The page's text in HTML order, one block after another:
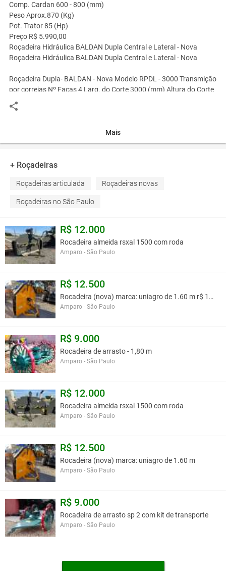
Comp. Cardan 600 - 800 (mm)
Peso Aprox.870 (Kg)
Pot. Trator 85 (Hp)
Preço R$ 5.990,00
Roçadeira Hidráulica BALDAN Dupla Central e Lateral - Nova
Roçadeira Hidráulica BALDAN Dupla Central e Lateral - Nova
Roçadeira Dupla- BALDAN - Nova Modelo RPDL - 3000 Transmição
por correias Nº Facas 4 Larg. do Corte 3000 (mm) Altura do Corte
50-200 (mm) Comp. Cardan 600 - 800 (mm) Peso Aprox.870
(Kg) Pot. Trator 85 (Hp)
Mais
+ Roçadeiras
Roçadeiras articulada Roçadeiras novas
Roçadeiras no São Paulo
R$ 12.000
Rocadeira almeida rsxal 1500 com roda
Amparo - São Paulo
R$ 12.500
Rocadeira (nova) marca: uniagro de 1.60 m r$ 12.50
Amparo - São Paulo
R$ 9.000
Rocadeira de arrasto - 1,80 m
Amparo - São Paulo
R$ 12.000
Rocadeira almeida rsxal 1500 com roda
Amparo - São Paulo
R$ 12.500
Rocadeira (nova) marca: uniagro de 1.60 m
Amparo - São Paulo
R$ 9.000
Rocadeira de arrasto sp 2 com kit de transporte
Amparo - São Paulo